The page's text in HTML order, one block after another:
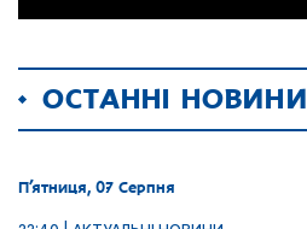
ОСТАННІ НОВИНИ
П’ятниця, 07 Серпня